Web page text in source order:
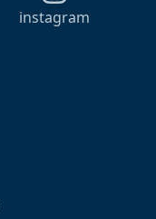
instagram